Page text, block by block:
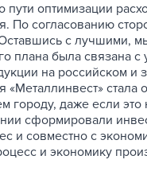
пути оптимизации
По согласованию
с лучшими,
плана была связана
на российском и
«Металлинвест»
городу, даже если
сформировали
и совместно с
и экономику